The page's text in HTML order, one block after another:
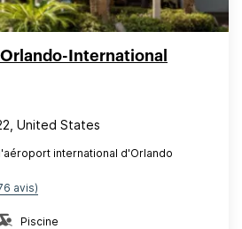
International
United States
international d'Orlando
avis)
Piscine